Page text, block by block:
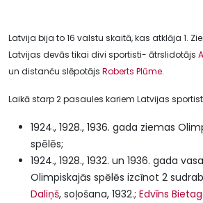
Latvija bija to 16 valstu skaitā, kas atklāja 1.
Latvijas devās tikai divi sportisti- ātrslidotājs
un distanču slēpotājs Roberts Plūme.
Laikā starp 2 pasaules kariem Latvijas
1924., 1928., 1936. gada ziemas
spēlēs;
1924., 1928., 1932. un 1936. gada
Olimpiskajās spēlēs izcīnot 2
Daliņš, soļošana, 1932.; Edvīns